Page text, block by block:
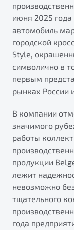
Элегантный и
Обзор В
X70
Узнайте о
Подробно
Тест-драйв
Автокредит
Помощь на
Будьте еще
"Помощь на
июня 2025
автомобиль
городской
Style,
символично в
первым
рынках России
В компании
значимого
работы
продукции
лежит
невозможно
тщательного
года